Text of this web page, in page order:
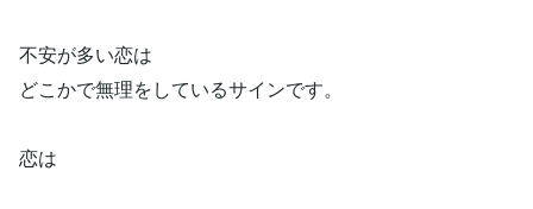
不安が多い恋は
どこかで無理をしているサインです。
恋は